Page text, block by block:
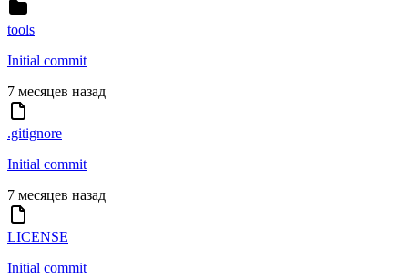
tools
Initial commit
7 месяцев назад
.gitignore
Initial commit
7 месяцев назад
LICENSE
Initial commit